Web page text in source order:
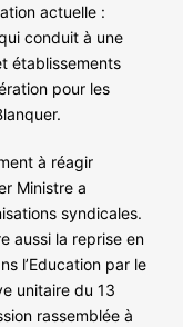
actuelle :
conduit à une
établissements
pour les
à réagir
Ministre a
syndicales.
aussi la reprise en
l’Education par le
unitaire du 13
rassemblée à